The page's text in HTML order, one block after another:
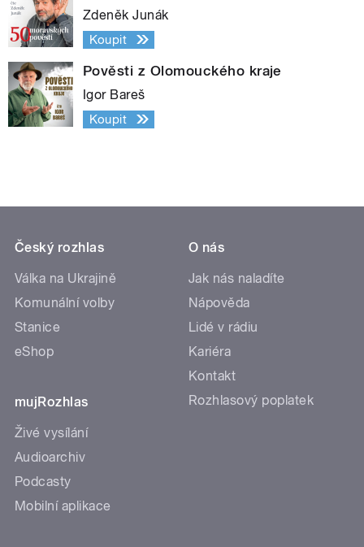
Zdeněk Junák
Koupit
Pověsti z Olomouckého kraje
Igor Bareš
Koupit
Český rozhlas
Válka na Ukrajině
Komunální volby
Stanice
eShop
mujRozhlas
Živé vysílání
Audioarchiv
Podcasty
Mobilní aplikace
O nás
Jak nás naladíte
Nápověda
Lidé v rádiu
Kariéra
Kontakt
Rozhlasový poplatek